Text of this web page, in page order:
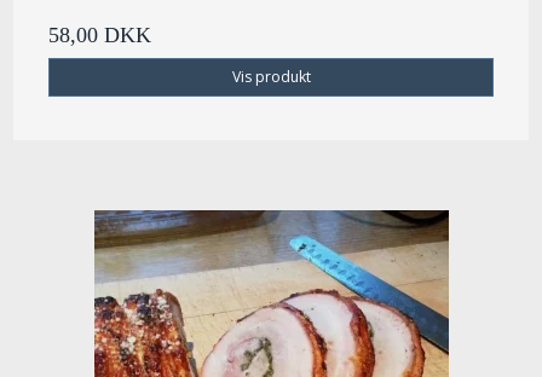
58,00 DKK
Vis produkt